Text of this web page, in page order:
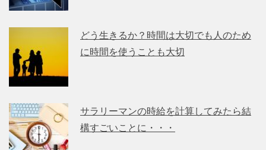
どう生きるか？時間は大切でも人のため
に時間を使うことも大切
サラリーマンの時給を計算してみたら結
構すごいことに・・・